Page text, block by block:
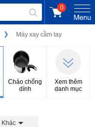
0
Máy xay cầm tay
Chảo chống
dính
Xem thêm
danh mục
Khác